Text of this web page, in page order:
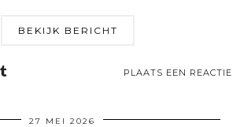
BEKIJK BERICHT
PLAATS EEN REACTIE
27 MEI 2026